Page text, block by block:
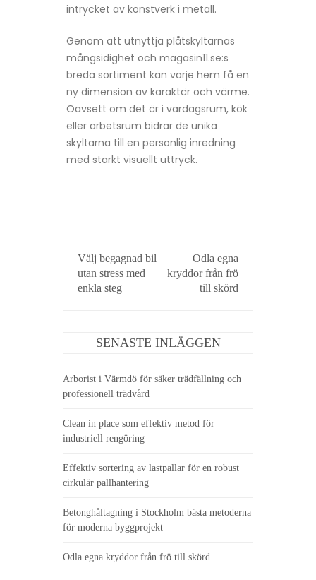
intrycket av konstverk i metall.
Genom att utnyttja plåtskyltarnas
mångsidighet och magasin11.se:s
breda sortiment kan varje hem få en
ny dimension av karaktär och värme.
Oavsett om det är i vardagsrum, kök
eller arbetsrum bidrar de unika
skyltarna till en personlig inredning
med starkt visuellt uttryck.
Välj begagnad bil
utan stress med
enkla steg
Odla egna
kryddor från frö
till skörd
SENASTE INLÄGGEN
Arborist i Värmdö för säker trädfällning och
professionell trädvård
Clean in place som effektiv metod för
industriell rengöring
Effektiv sortering av lastpallar för en robust
cirkulär pallhantering
Betonghåltagning i Stockholm bästa metoderna
för moderna byggprojekt
Odla egna kryddor från frö till skörd